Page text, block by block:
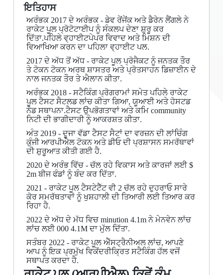
ਇਤਿਹਾਸ
ਅਰੰਭਕ 2017 ਦੇ ਅਰੰਭਕ - ਡੇਵ ਰੇਂਜੇਂਕ ਅਤੇ ਡੈਰੇਨ ਲੈਂਗਲੇ ਨੇ
ਰਾਕੇਟ ਪੂਲ ਪ੍ਰੋਟੋਟਾਈਪ ਨੂੰ ਸੰਕਲਪ ਦੇਣਾ ਸ਼ੁਰੂ ਕਰ
ਦਿੱਤਾ.ਪਹਿਲੇ ਵ੍ਹਾਈਟਪੇਪਰ ਵਿਵਾਦ ਅਤੇ ਮਿਸ਼ਨ ਦੀ
ਵਿਆਖਿਆ ਕਰਨ ਦਾ ਪਹਿਲਾ ਵ੍ਹਾਈਟ ਪਲ.
2017 ਦੇ ਅੱਧ ਤੋਂ ਅੱਧ - ਰਾਕੇਟ ਪੂਲ ਪ੍ਰੋਜੈਕਟ ਨੂੰ ਜਨਤਕ ਤੌਰ
ਤੇ ਟੋਕਨ ਟੋਕਨ ਅਰਥ ਸ਼ਾਸਤਰ ਅਤੇ ਪ੍ਰੋਤਸਾਹਨ ਡਿਜ਼ਾਈਨ ਦੇ
ਨਾਲ ਜਨਤਕ ਤੌਰ ਤੇ ਐਲਾਨ ਕੀਤਾ.
ਅਰੰਭਕ 2018 - ਸਟੈਕਿੰਗ ਪ੍ਰੋਗਰਾਮਾਂ ਸਮੇਤ ਪਹਿਲੇ ਰਾਕੇਟ
ਪੂਲ ਟੈਸਟ ਸੈਟਲਡ ਲਾਂਚ ਕੀਤਾ ਗਿਆ, ਯੂਆਈ ਅਤੇ ਹੋਸਟਡ
ਨੋਡ ਸਥਾਪਨਾ.ਟੈਸਟ ਉਪਭੋਗਤਾਵਾਂ ਅਤੇ ਕਮਿ community
ਨਿਟੀ ਦੀ ਭਾਗੀਦਾਰੀ ਨੂੰ ਆਕਰਸ਼ਤ ਕੀਤਾ.
ਅੰਤ 2019 - ਦੂਜਾ ਵੱਡਾ ਟੈਸਟ ਸੈਟਾਂ ਦਾ ਵਰਜ਼ਨ ਦੀ ਲਾਂਚਿੰਗ
ਕੁੰਜੀ ਆਰਪੀਐਲ ਟੋਕਨ ਅਤੇ ਡੀਓ ਦੀ ਪ੍ਰਸ਼ਾਸਨ ਸਮਰੱਥਾਵਾਂ
ਦੀ ਸ਼ੁਰੂਆਤ ਕੀਤੀ ਗਈ ਹੈ.
2020 ਦੇ ਅਰੰਭ ਵਿੱਚ - ਚੱਲ ਰਹੇ ਵਿਕਾਸ ਅਤੇ ਕਾਰਜਾਂ ਲਈ $
2m ਬੀਜ ਫੰਡਾਂ ਨੂੰ ਬੰਦ ਕਰ ਦਿੱਤਾ.
2021 - ਰਾਕੇਟ ਪੂਲ ਟੈਸਟੇਟੈੱਟ ਵੀ 2 ਚੱਲ ਰਹੇ ਦੁਹਰਾਓ ਸਾਰੇ
ਕੋਰ ਸਮਰੱਥਤਾਵਾਂ ਨੂੰ ਖੁਸ਼ਹਾਲੀ ਦੀ ਤਿਆਰੀ ਲਈ ਤਿਆਰ ਕਰ
ਰਿਹਾ ਹੈ.
2022 ਦੇ ਅੱਧ ਦੇ ਮੱਧ ਵਿਚ minution 4.1m ਨੇ ਮੇਨਵੇਨ ਲਾਂਚ
ਲਾਂਚ ਲਈ 000 4.1M ਦਾ ਮੁੱਲ ਦਿੱਤਾ.
ਸਤੰਬਰ 2022 - ਰਾਕੇਟ ਪੂਲ ਐੱਸਟ੍ਰੈਨੀਅਲ ਲਾਂਚ, ਆਪਣੇ
ਆਪ ਨੂੰ ਇਕ ਪ੍ਰਮੁੱਖ ਵਿਕੇਂਦਰੀਕ੍ਰਿਤ ਸਟੈਕਿੰਗ ਹੱਲ ਵਜੋਂ
ਸਥਾਪਤ ਕਰਦਾ ਹੈ.